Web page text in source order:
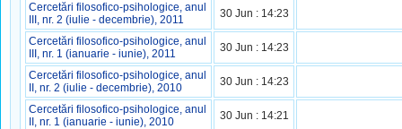
Cercetări filosofico-psihologice, anul
III, nr. 2 (iulie - decembrie), 2011
30 Jun : 14:23
Cercetări filosofico-psihologice, anul
III, nr. 1 (ianuarie - iunie), 2011
30 Jun : 14:23
Cercetări filosofico-psihologice, anul
II, nr. 2 (iulie - decembrie), 2010
30 Jun : 14:23
Cercetări filosofico-psihologice, anul
II, nr. 1 (ianuarie - iunie), 2010
30 Jun : 14:21